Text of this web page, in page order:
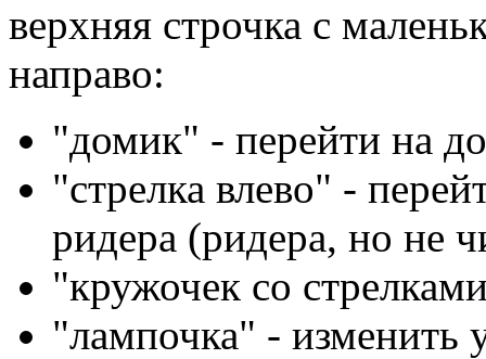
верхняя строчка с
направо:
"домик" - перейти на
"стрелка влево" -
ридера (ридера, но не
"кружочек со
"лампочка" - изменить